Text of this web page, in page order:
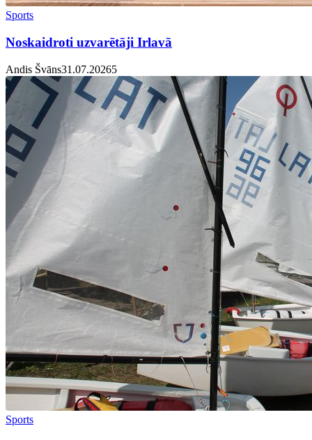
Sports
Noskaidroti uzvarētāji Irlavā
Andis Švāns31.07.20265
Sports